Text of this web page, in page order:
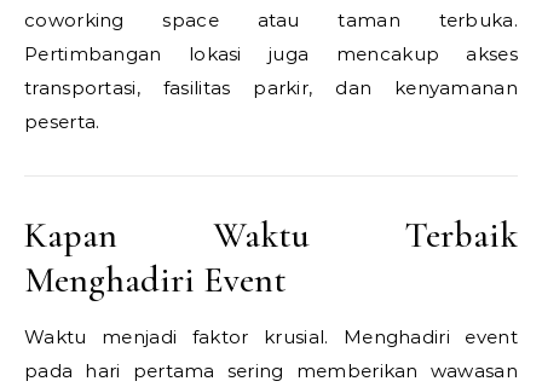
coworking space atau taman terbuka.
Pertimbangan lokasi juga mencakup akses
transportasi, fasilitas parkir, dan kenyamanan
peserta.
Kapan Waktu Terbaik
Menghadiri Event
Waktu menjadi faktor krusial. Menghadiri event
pada hari pertama sering memberikan wawasan